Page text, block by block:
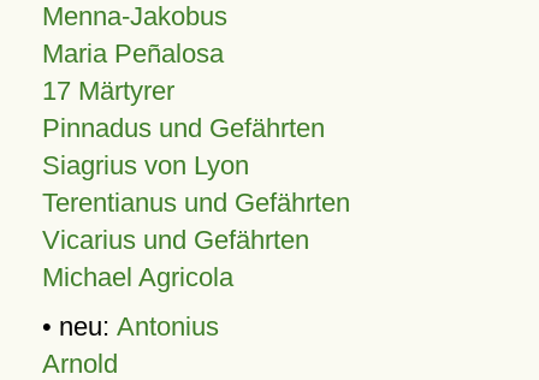
Menna-Jakobus
Maria Peñalosa
17 Märtyrer
Pinnadus und Gefährten
Siagrius von Lyon
Terentianus und Gefährten
Vicarius und Gefährten
Michael Agricola
• neu: Antonius
Arnold